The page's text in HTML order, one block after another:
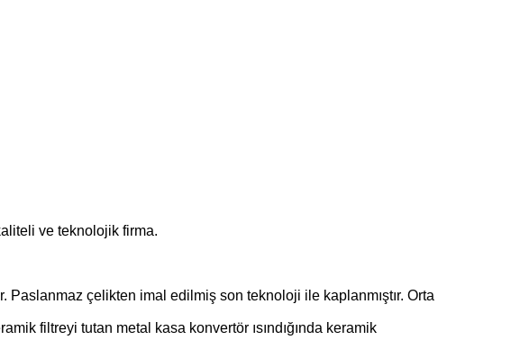
ve teknolojik firma.
Paslanmaz çelikten imal edilmiş son teknoloji ile kaplanmıştır. Orta
filtreyi tutan metal kasa konvertör ısındığında keramik